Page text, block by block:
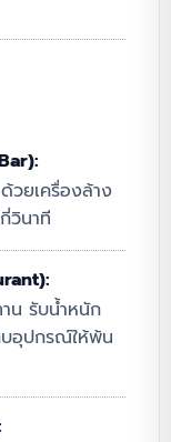
วยเครื่องล้าง
วินาที
น รับน้ำหนัก
บอุปกรณ์ให้พ้น